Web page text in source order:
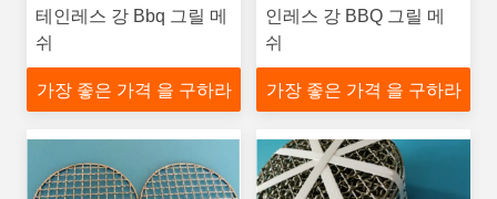
테인레스 강 Bbq 그릴 메
쉬
가장 좋은 가격 을 구하라
인레스 강 BBQ 그릴 메
쉬
가장 좋은 가격 을 구하라